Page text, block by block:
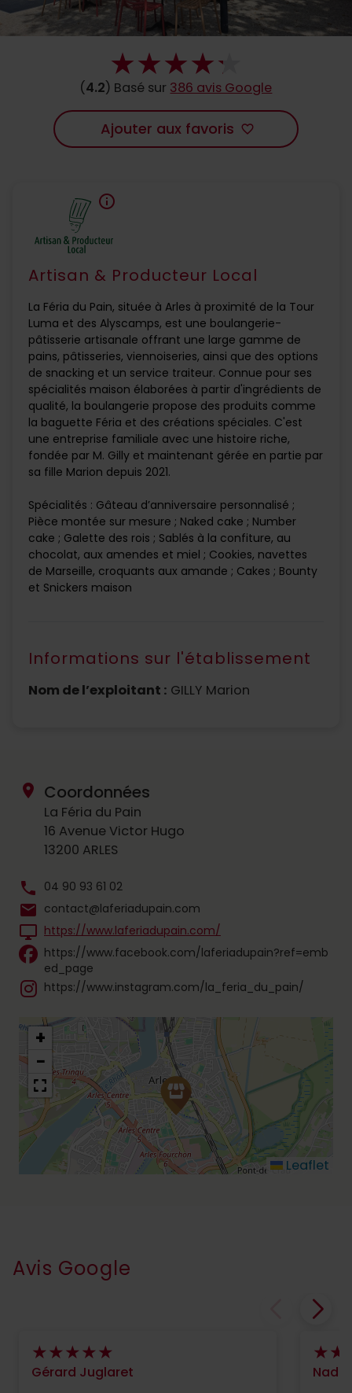
(4.2) Basé sur 386 avis Google
Ajouter aux favoris favorite_border
Artisan & Producteur Local
La Féria du Pain, située à Arles à proximité de la Tour
Luma et des Alyscamps, est une boulangerie-
pâtisserie artisanale offrant une large gamme de
pains, pâtisseries, viennoiseries, ainsi que des options
de snacking et un service traiteur. Connue pour ses
spécialités maison élaborées à partir d'ingrédients de
qualité, la boulangerie propose des produits comme
la baguette Féria et des créations spéciales. C'est
une entreprise familiale avec une histoire riche,
fondée par M. Gilly et maintenant gérée en partie par
sa fille Marion depuis 2021.
Spécialités : Gâteau d’anniversaire personnalisé ;
Pièce montée sur mesure ; Naked cake ; Number
cake ; Galette des rois ; Sablés à la confiture, au
chocolat, aux amendes et miel ; Cookies, navettes
de Marseille, croquants aux amande ; Cakes ; Bounty
et Snickers maison
info
Informations sur l'établissement
Nom de l’exploitant : GILLY Marion
location_on Coordonnées
La Féria du Pain
16 Avenue Victor Hugo
13200 ARLES
phone 04 90 93 61 02
mail contact@laferiadupain.com
desktop_windows https://www.laferiadupain.com/
https://www.facebook.com/laferiadupain?ref=emb
ed_page
https://www.instagram.com/la_feria_du_pain/
+
−
Leaflet
Avis Google
Gérard Juglaret